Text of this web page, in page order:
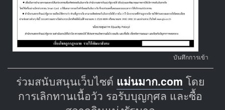
บันทึกการเข้า
ร่วมสนับสนุนเว็บไซต์ แม่นมาก.com โดย
การเลิกทานเนื้อวัว รอรับบุญกุศล และซื้อ